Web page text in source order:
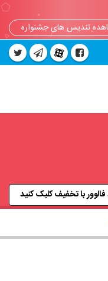
تندیس های جشنواره
با تخفیف کلیک کنید